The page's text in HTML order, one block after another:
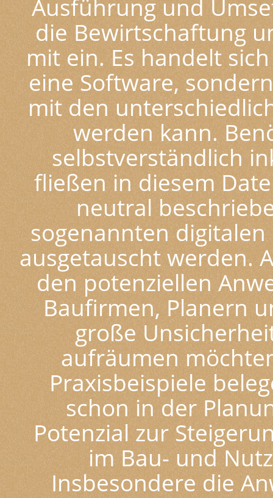
Ausführung und
die Bewirtschaftung
mit ein. Es handelt
eine Software,
mit den
werden kann.
selbstverständlich
fließen in diesem
neutral
sogenannten
ausgetauscht werden.
den potenziellen
Baufirmen, Planern
große
aufräumen
Praxisbeispiele
schon in der
Potenzial zur
im Bau- und
Insbesondere die